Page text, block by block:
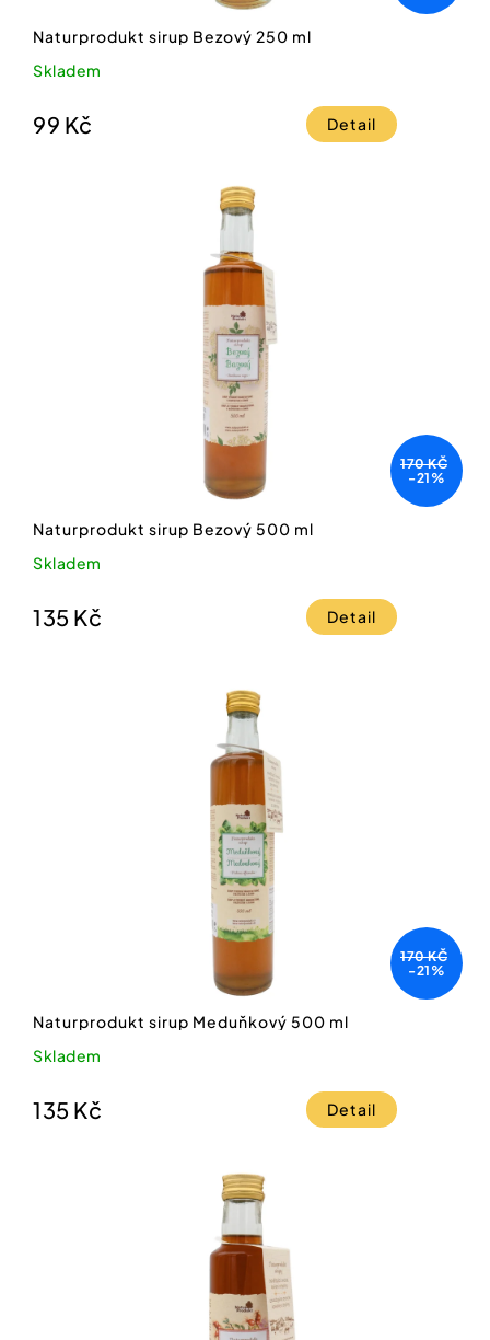
Naturprodukt sirup Bezový 250 ml
Skladem
99 Kč Detail
170 KČ
-21%
Naturprodukt sirup Bezový 500 ml
Skladem
135 Kč Detail
170 KČ
-21%
Naturprodukt sirup Meduňkový 500 ml
Skladem
135 Kč Detail